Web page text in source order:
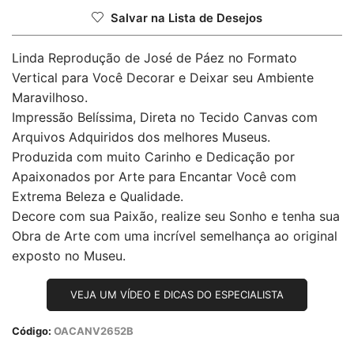
Salvar na Lista de Desejos
Linda Reprodução de José de Páez no Formato
Vertical para Você Decorar e Deixar seu Ambiente
Maravilhoso.
Impressão Belíssima, Direta no Tecido Canvas com
Arquivos Adquiridos dos melhores Museus.
Produzida com muito Carinho e Dedicação por
Apaixonados por Arte para Encantar Você com
Extrema Beleza e Qualidade.
Decore com sua Paixão, realize seu Sonho e tenha sua
Obra de Arte com uma incrível semelhança ao original
exposto no Museu.
VEJA UM VÍDEO E DICAS DO ESPECIALISTA
Código: OACANV2652B